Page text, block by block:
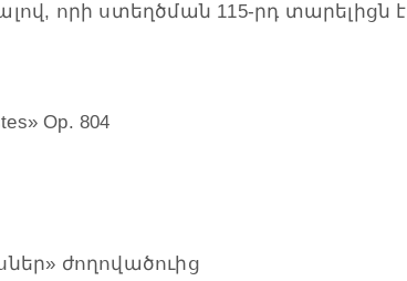
որի ստեղծման 115-րդ տարելիցն է
Op. 804
ժողովածուից